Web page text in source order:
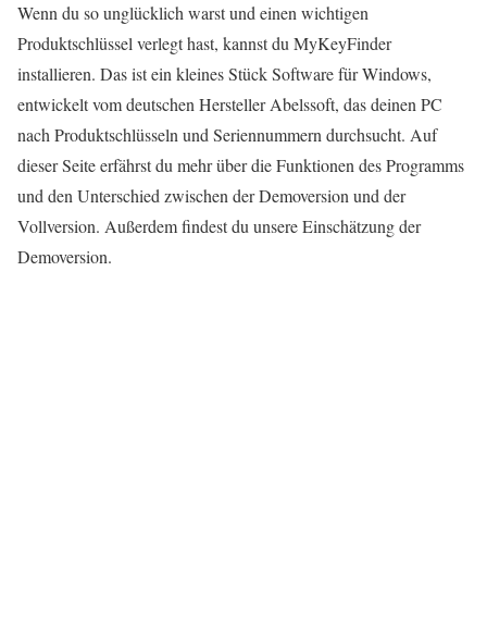
Wenn du so unglücklich warst und einen wichtigen
Produktschlüssel verlegt hast, kannst du MyKeyFinder
installieren. Das ist ein kleines Stück Software für Windows,
entwickelt vom deutschen Hersteller Abelssoft, das deinen PC
nach Produktschlüsseln und Seriennummern durchsucht. Auf
dieser Seite erfährst du mehr über die Funktionen des Programms
und den Unterschied zwischen der Demoversion und der
Vollversion. Außerdem findest du unsere Einschätzung der
Demoversion.